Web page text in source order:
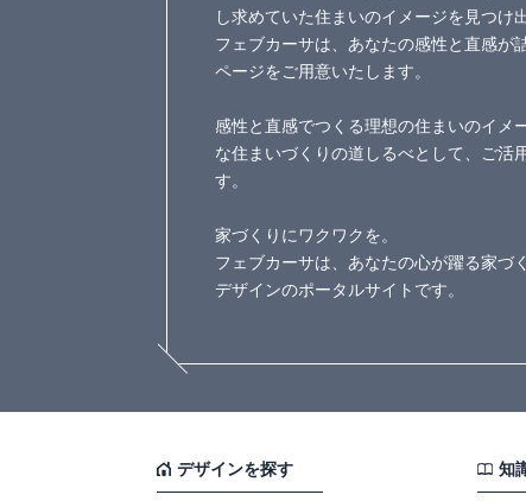
し求めていた住まいのイメージを見つけ
フェブカーサは、あなたの感性と直感が
ページをご用意いたします。
感性と直感でつくる理想の住まいのイメ
な住まいづくりの道しるべとして、ご活
す。
家づくりにワクワクを。
フェブカーサは、あなたの心が躍る家づ
デザインのポータルサイトです。
デザインを探す 知